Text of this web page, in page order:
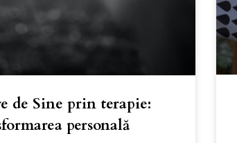
de Sine prin terapie:
personală